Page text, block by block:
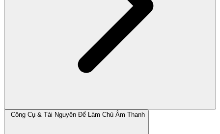
Công Cụ & Tài Nguyên Để Làm Chủ Âm Thanh